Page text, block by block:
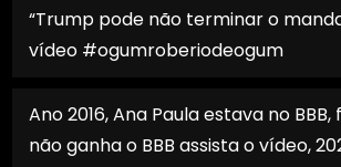
“Trump pode não terminar o
vídeo #ogumroberiodeogum
Ano 2016, Ana Paula estava no
não ganha o BBB assista o vídeo,